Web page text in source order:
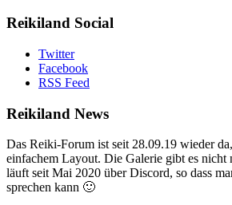
Reikiland Social
Twitter
Facebook
RSS Feed
Reikiland News
Das Reiki-Forum ist seit 28.09.19 wieder
einfachem Layout. Die Galerie gibt es nicht
läuft seit Mai 2020 über Discord, so dass
sprechen kann 🙂